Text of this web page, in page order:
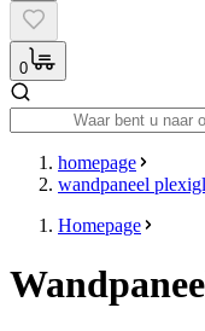
0
homepage
wandpaneel
Homepage